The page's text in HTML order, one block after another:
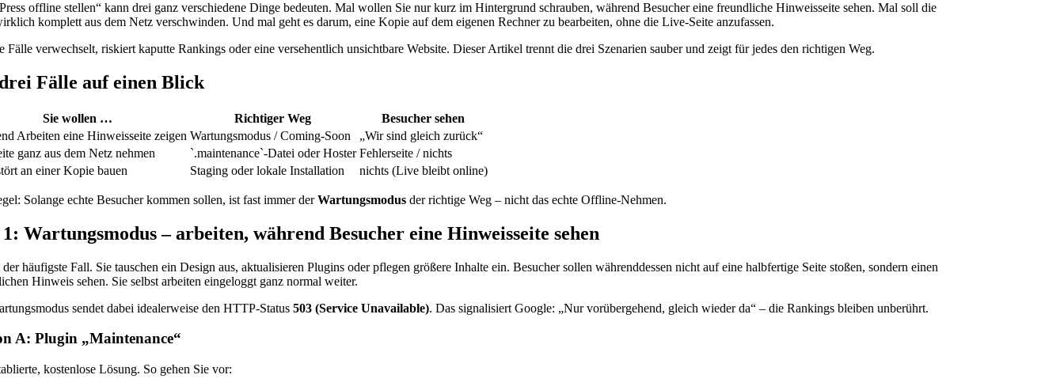
offline stellen“ kann drei ganz verschiedene Dinge bedeuten. Mal wollen Sie nur kurz im Hintergrund schrauben, während Besucher eine freundliche Hinweisseite sehen. Mal soll die
komplett aus dem Netz verschwinden. Und mal geht es darum, eine Kopie auf dem eigenen Rechner zu bearbeiten, ohne die Live-Seite anzufassen.
Fälle verwechselt, riskiert kaputte Rankings oder eine versehentlich unsichtbare Website. Dieser Artikel trennt die drei Szenarien sauber und zeigt für jedes den richtigen Weg.
Fälle auf einen Blick
Sie wollen … Richtiger Weg
Besucher sehen
Arbeiten eine Hinweisseite zeigen Wartungsmodus / Coming-Soon
„Wir sind gleich zurück“
ganz aus dem Netz nehmen
`.maintenance`-Datei oder Hoster Fehlerseite / nichts
an einer Kopie bauen
Staging oder lokale Installation nichts (Live bleibt online)
Solange echte Besucher kommen sollen, ist fast immer derWartungsmodusder richtige Weg – nicht das echte Offline-Nehmen.
Wartungsmodus – arbeiten, während Besucher eine Hinweisseite sehen
häufigste Fall. Sie tauschen ein Design aus, aktualisieren Plugins oder pflegen größere Inhalte ein. Besucher sollen währenddessen nicht auf eine halbfertige Seite stoßen, sondern einen
Hinweis sehen. Sie selbst arbeiten eingeloggt ganz normal weiter.
sendet dabei idealerweise den HTTP-Status 503 (Service Unavailable). Das signalisiert Google: „Nur vorübergehend, gleich wieder da“ – die Rankings bleiben unberührt.
A: Plugin „Maintenance“
kostenlose Lösung. So gehen Sie vor: